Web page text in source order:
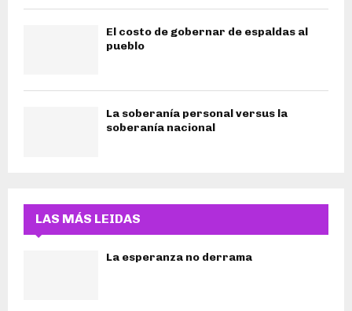
El costo de gobernar de espaldas al
pueblo
La soberanía personal versus la
soberanía nacional
LAS MÁS LEIDAS
La esperanza no derrama